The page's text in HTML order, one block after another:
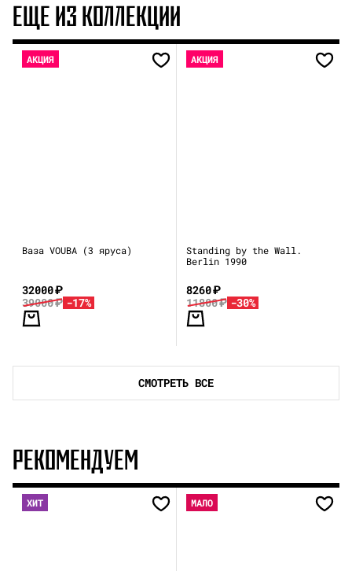
ЕЩЕ ИЗ КОЛЛЕКЦИИ
АКЦИЯ
Ваза VOUBA (3 яруса)
32000₽
39000₽ -17%
АКЦИЯ
Standing by the Wall.
Berlin 1990
8260₽
11800₽ -30%
СМОТРЕТЬ ВСЕ
РЕКОМЕНДУЕМ
ХИТ МАЛО